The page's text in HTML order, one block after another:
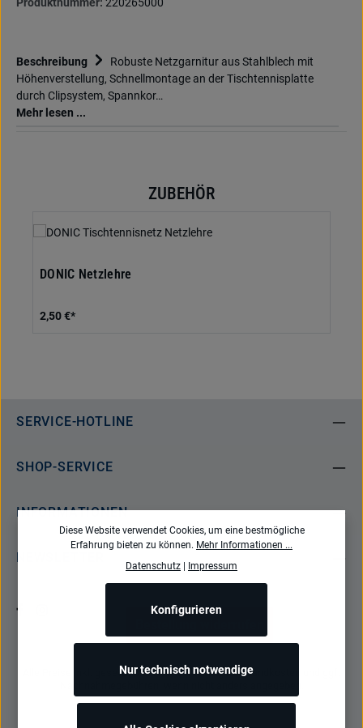
Produktnummer: 220265000
Beschreibung
Robuste Netzgarnitur aus Stahlblech mit
Höhenverstellung, Schnellmontage an der Tischtennisplatte
durch Clipsystem, Spannkor…
Mehr lesen ...
Produktgalerie überspringenZUBEHÖR
DONIC Netzlehre
2,50 €*
SERVICE-HOTLINE
SHOP-SERVICE
INFORMATIONEN
Alle Preise inkl. gesetzl. Mehrwertsteuer zzgl.Versandkosten
Diese Website verwendet Cookies, um eine bestmögliche
Erfahrung bieten zu können. Mehr Informationen ...
Datenschutz | Impressum
Nur technisch notwendige
Konfigurieren